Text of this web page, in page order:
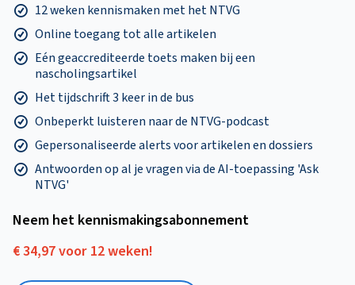
12 weken kennismaken met het NTVG
Online toegang tot alle artikelen
Eén geaccrediteerde toets maken bij een
nascholingsartikel
Het tijdschrift 3 keer in de bus
Onbeperkt luisteren naar de NTVG-podcast
Gepersonaliseerde alerts voor artikelen en dossiers
Antwoorden op al je vragen via de AI-toepassing 'Ask
NTVG'
Neem het kennismakings­abonnement
€ 34,97 voor 12 weken!